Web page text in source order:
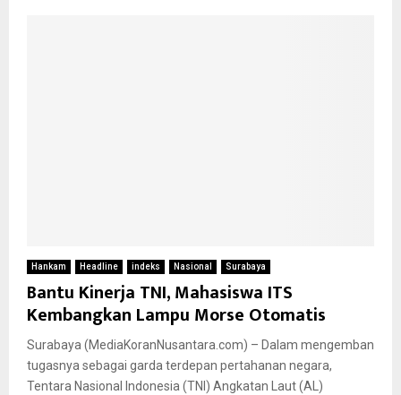
Hankam Headline indeks Nasional Surabaya
Bantu Kinerja TNI, Mahasiswa ITS
Kembangkan Lampu Morse Otomatis
Surabaya (MediaKoranNusantara.com) – Dalam mengemban
tugasnya sebagai garda terdepan pertahanan negara,
Tentara Nasional Indonesia (TNI) Angkatan Laut (AL)